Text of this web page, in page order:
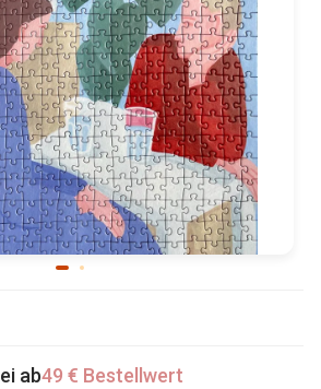
ab49 € Bestellwert